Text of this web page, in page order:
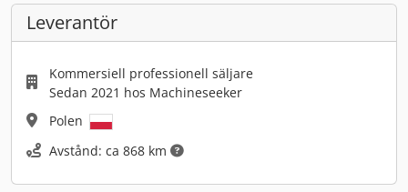
Leverantör
Kommersiell professionell säljare
Sedan 2021 hos Machineseeker
Polen
Avstånd: ca 868 km